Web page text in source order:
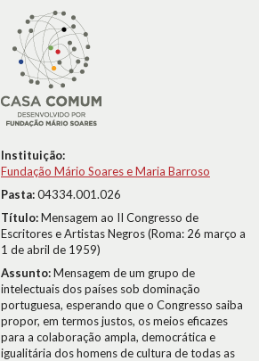
Instituição:
Fundação Mário Soares e Maria Barroso
Pasta:04334.001.026
Título:Mensagem ao II Congresso de
Escritores e Artistas Negros (Roma: 26 março a
1 de abril de 1959)
Assunto:Mensagem de um grupo de
intelectuais dos países sob dominação
portuguesa, esperando que o Congresso saiba
propor, em termos justos, os meios eficazes
para a colaboração ampla, democrática e
igualitária dos homens de cultura de todas as